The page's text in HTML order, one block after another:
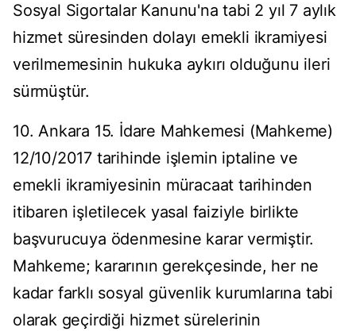
Sosyal Sigortalar Kanunu'na tabi 2 yıl 7 aylık
hizmet süresinden dolayı emekli ikramiyesi
verilmemesinin hukuka aykırı olduğunu ileri
sürmüştür.
10. Ankara 15. İdare Mahkemesi (Mahkeme)
12/10/2017 tarihinde işlemin iptaline ve
emekli ikramiyesinin müracaat tarihinden
itibaren işletilecek yasal faiziyle birlikte
başvurucuya ödenmesine karar vermiştir.
Mahkeme; kararının gerekçesinde, her ne
kadar farklı sosyal güvenlik kurumlarına tabi
olarak geçirdiği hizmet sürelerinin